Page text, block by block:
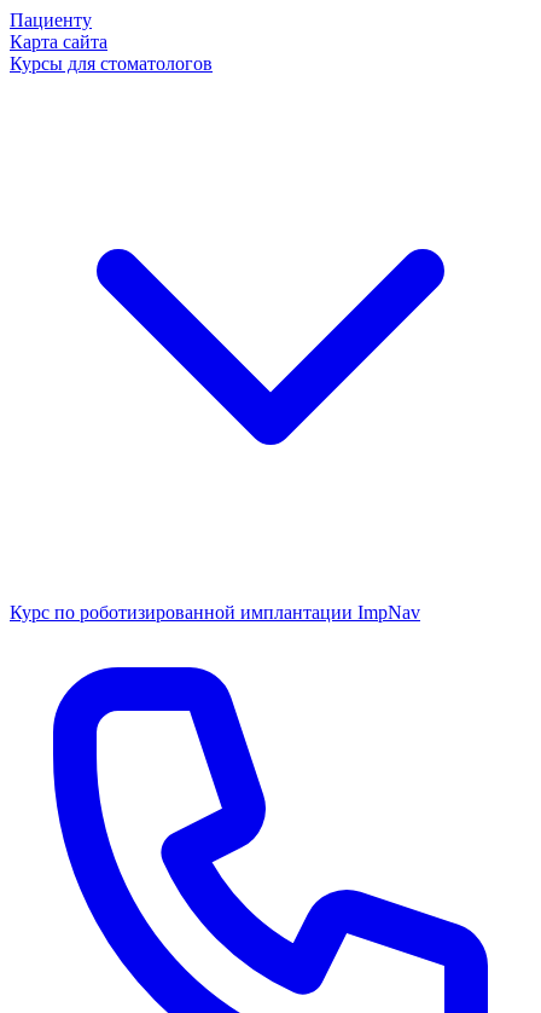
Пациенту
Карта сайта
Курсы для стоматологов
Курс по роботизированной имплантации ImpNav